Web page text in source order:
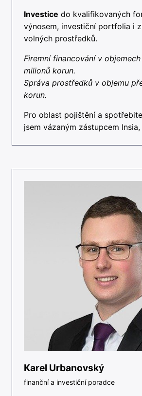
Investice do kvalifikovaných
výnosem, investiční portfolia i
volných prostředků.
Firemní financování v
milionů korun.
Správa prostředků v objemu
korun.
Pro oblast pojištění a
jsem vázaným zástupcem Insia,
Karel Urbanovský
finanční a investiční poradce